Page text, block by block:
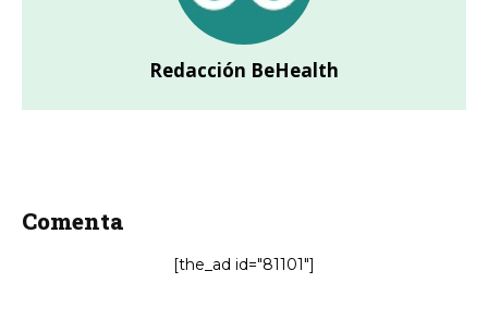
Redacción BeHealth
Comenta
[the_ad id="81101"]